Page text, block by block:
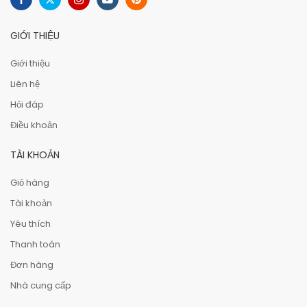
GIỚI THIỆU
Giới thiệu
Liên hệ
Hỏi đáp
Điều khoản
TÀI KHOẢN
Giỏ hàng
Tài khoản
Yêu thích
Thanh toán
Đơn hàng
Nhà cung cấp